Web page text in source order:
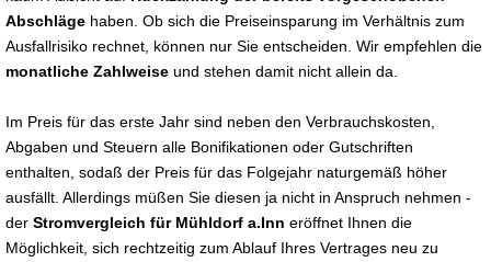
Abschläge haben. Ob sich die Preiseinsparung im Verhältnis zum
Ausfallrisiko rechnet, können nur Sie entscheiden. Wir empfehlen die
monatliche Zahlweise und stehen damit nicht allein da.
Im Preis für das erste Jahr sind neben den Verbrauchskosten,
Abgaben und Steuern alle Bonifikationen oder Gutschriften
enthalten, sodaß der Preis für das Folgejahr naturgemäß höher
ausfällt. Allerdings müßen Sie diesen ja nicht in Anspruch nehmen -
der Stromvergleich für Mühldorf a.Inn eröffnet Ihnen die
Möglichkeit, sich rechtzeitig zum Ablauf Ihres Vertrages neu zu